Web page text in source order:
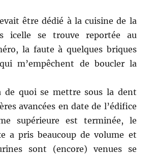
être dédié à la cuisine de la
icelle se trouve reportée au
la faute à quelques briques
m’empêchent de boucler la
de quoi se mettre sous la dent
avancées en date de l’édifice
supérieure est terminée, le
a pris beaucoup de volume et
sont (encore) venues se